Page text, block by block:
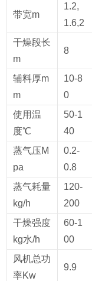
带宽m
1.2,
1.6,2
干燥段长
m
8
辅料厚m
m
10-8
0
使用温
度℃
50-1
40
蒸气压M
pa
0.2-
0.8
蒸气耗量
kg/h
120-
200
干燥强度
kg水/h
60-1
00
风机总功
率Kw
9.9